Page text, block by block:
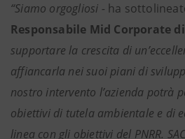
“Siamo orgogliosi - ha
Responsabile Mid Corporate di
supportare la crescita di
affiancarla nei suoi piani di
nostro intervento l’azienda potrà
obiettivi di tutela ambientale e di
linea con gli obiettivi del PNRR.